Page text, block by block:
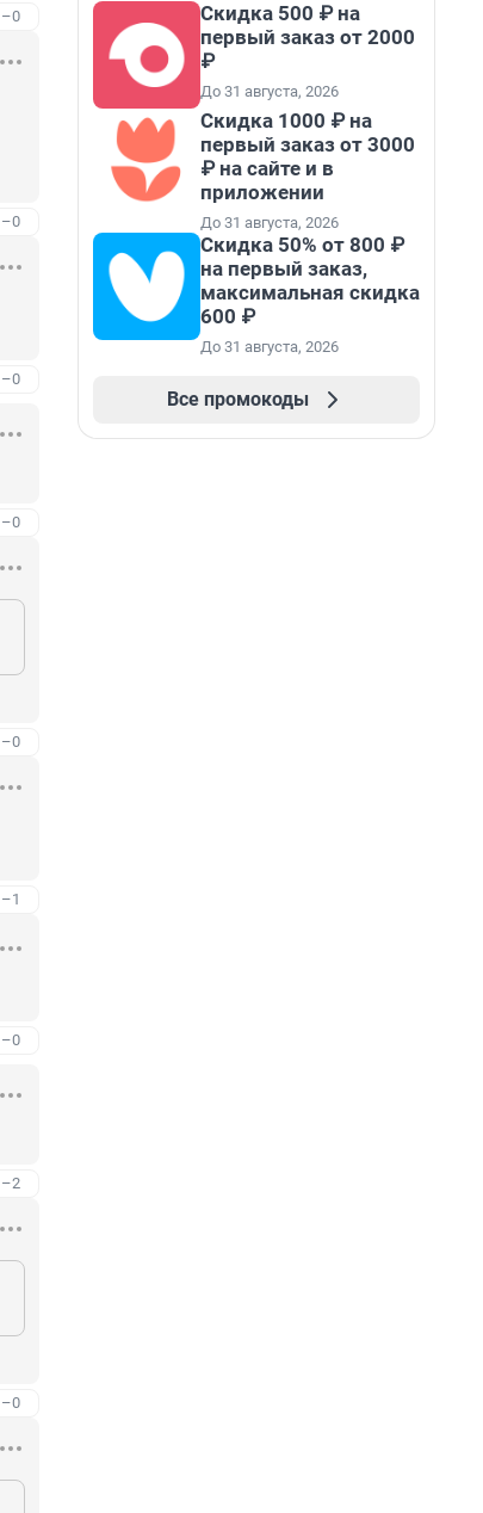
–0
–0
–0
–0
–0
–1
–0
–2
–0
Скидка 500 ₽ на
первый заказ от 2000
₽
До 31 августа, 2026
Скидка 1000 ₽ на
первый заказ от 3000
₽ на сайте и в
приложении
До 31 августа, 2026
Скидка 50% от 800 ₽
на первый заказ,
максимальная скидка
600 ₽
До 31 августа, 2026
Все промокоды